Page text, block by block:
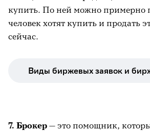
купить. По ней можно примерно
человек хотят купить и продать
сейчас.
Виды биржевых заявок и
7. Брокер — это помощник,